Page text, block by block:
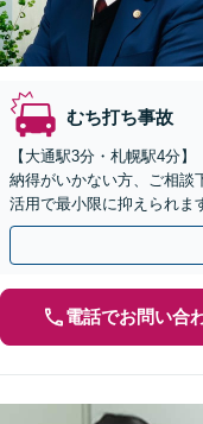
むち打ち事故
【大通駅3分・札幌駅4分
納得がいかない方、ご相談
活用で最小限に抑えられま
バー致します。【休日・夜
電話でお問い合